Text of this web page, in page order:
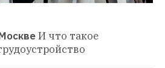
И что такое